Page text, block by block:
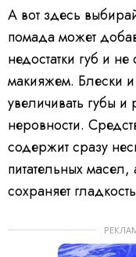
А вот здесь
помада может
недостатки губ и
макияжем. Блески
увеличивать губы
неровности.
содержит сразу
питательных
сохраняет